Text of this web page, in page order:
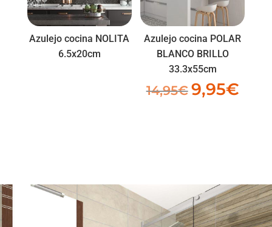
Azulejo cocina NOLITA
6.5x20cm
Azulejo cocina POLAR
BLANCO BRILLO
33.3x55cm
14,95€ El
9,95€El